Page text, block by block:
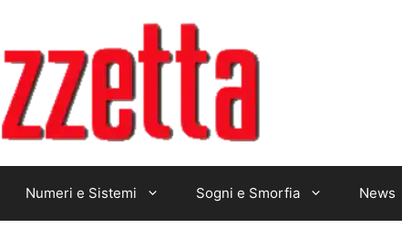
Numeri e Sistemi Sogni e Smorfia News